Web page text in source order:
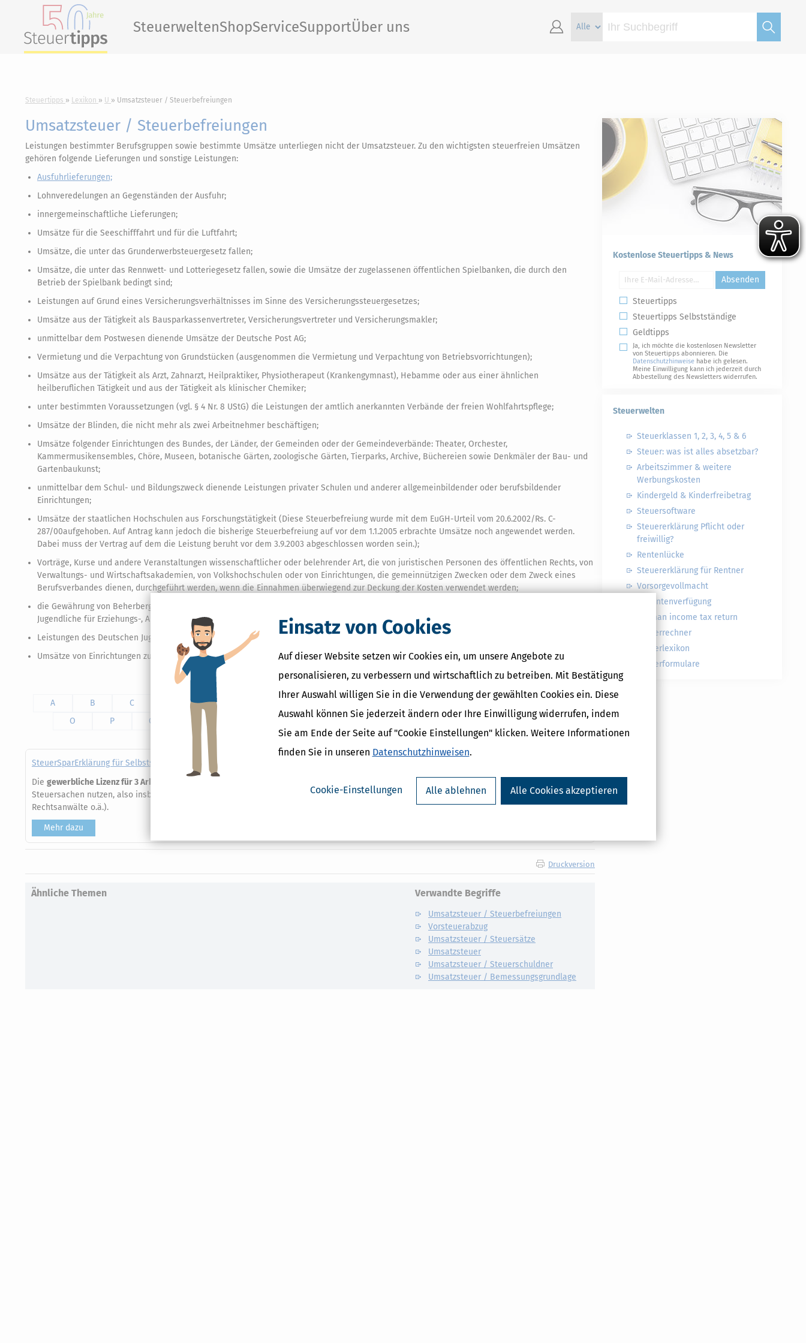
Einsatz von Cookies
Auf dieser Website setzen wir Cookies ein, um unsere Angebote zu
personalisieren, zu verbessern und wirtschaftlich zu betreiben. Mit Bestätigung
Ihrer Auswahl willigen Sie in die Verwendung der gewählten Cookies ein. Diese
Auswahl können Sie jederzeit ändern oder Ihre Einwilligung widerrufen, indem
Sie am Ende der Seite auf "Cookie Einstellungen" klicken. Weitere Informationen
finden Sie in unseren Datenschutzhinweisen.
Cookie-Einstellungen Alle ablehnen Alle Cookies akzeptieren
SteuerweltenShopServiceSupportÜber uns
Steuertipps Lexikon U Umsatzsteuer / Steuerbefreiungen
Umsatzsteuer / Steuerbefreiungen
Leistungen bestimmter Berufsgruppen sowie bestimmte Umsätze unterliegen nicht der Umsatzsteuer. Zu den wichtigsten steuerfreien Umsätzen
gehören folgende Lieferungen und sonstige Leistungen:
Ausfuhrlieferungen;
Lohnveredelungen an Gegenständen der Ausfuhr;
innergemeinschaftliche Lieferungen;
Umsätze für die Seeschifffahrt und für die Luftfahrt;
Umsätze, die unter das Grunderwerbsteuergesetz fallen;
Umsätze, die unter das Rennwett- und Lotteriegesetz fallen, sowie die Umsätze der zugelassenen öffentlichen Spielbanken, die durch den
Betrieb der Spielbank bedingt sind;
Leistungen auf Grund eines Versicherungsverhältnisses im Sinne des Versicherungssteuergesetzes;
Umsätze aus der Tätigkeit als Bausparkassenvertreter, Versicherungsvertreter und Versicherungsmakler;
unmittelbar dem Postwesen dienende Umsätze der Deutsche Post AG;
Vermietung und die Verpachtung von Grundstücken (ausgenommen die Vermietung und Verpachtung von Betriebsvorrichtungen);
Umsätze aus der Tätigkeit als Arzt, Zahnarzt, Heilpraktiker, Physiotherapeut (Krankengymnast), Hebamme oder aus einer ähnlichen
heilberuflichen Tätigkeit und aus der Tätigkeit als klinischer Chemiker;
unter bestimmten Voraussetzungen (vgl. § 4 Nr. 8 UStG) die Leistungen der amtlich anerkannten Verbände der freien Wohlfahrtspflege;
Umsätze der Blinden, die nicht mehr als zwei Arbeitnehmer beschäftigen;
Umsätze folgender Einrichtungen des Bundes, der Länder, der Gemeinden oder der Gemeindeverbände: Theater, Orchester,
Kammermusikensembles, Chöre, Museen, botanische Gärten, zoologische Gärten, Tierparks, Archive, Büchereien sowie Denkmäler der Bau- und
Gartenbaukunst;
unmittelbar dem Schul- und Bildungszweck dienende Leistungen privater Schulen und anderer allgemeinbildender oder berufsbildender
Einrichtungen;
Umsätze der staatlichen Hochschulen aus Forschungstätigkeit (Diese Steuerbefreiung wurde mit dem EuGH-Urteil vom 20.6.2002/Rs. C-
287/00aufgehoben. Auf Antrag kann jedoch die bisherige Steuerbefreiung auf vor dem 1.1.2005 erbrachte Umsätze noch angewendet werden.
Dabei muss der Vertrag auf dem die Leistung beruht vor dem 3.9.2003 abgeschlossen worden sein.);
Vorträge, Kurse und andere Veranstaltungen wissenschaftlicher oder belehrender Art, die von juristischen Personen des öffentlichen Rechts, von
Verwaltungs- und Wirtschaftsakademien, von Volkshochschulen oder von Einrichtungen, die gemeinnützigen Zwecken oder dem Zweck eines
Berufsverbandes dienen, durchgeführt werden, wenn die Einnahmen überwiegend zur Deckung der Kosten verwendet werden;
die Gewährung von Beherbergung, Beköstigung und der üblichen Naturalleistungen durch Personen und Einrichtungen, wenn sie überwiegend
Jugendliche für Erziehungs-, Ausbildungs- oder Fortbildungszwecke oder für Zwecke der Säuglingspflege bei sich aufnehmen;
Leistungen des Deutschen Jugendherbergswerkes, Hauptverband für Jugendwandern und Jugendherbergen e.V.
Umsätze von Einrichtungen zur Geburtshilfe.
Suchen
A
B C E
O
P Q R
SteuerSparErklärung für Selbstständige (Steuerjahr 2025) - gewerbliche Lizenz
Die gewerbliche Lizenz für 3 Arbeitsplätze
Steuersachen nutzen, also insbesondere beim Einsatz in steuerberatenden Berufen (Lohnsteuerhilfeverein, Steuerberater,
Rechtsanwälte o.ä.).
Mehr dazu
Druckversion
Ähnliche Themen Verwandte Begriffe
Umsatzsteuer / Steuerbefreiungen
Vorsteuerabzug
Umsatzsteuer / Steuersätze
Umsatzsteuer
Umsatzsteuer / Steuerschuldner
Umsatzsteuer / Bemessungsgrundlage
Kostenlose Steuertipps & News
Absenden
Steuertipps
Steuertipps Selbstständige
Geldtipps
Ja, ich möchte die kostenlosen Newsletter
von Steuertipps abonnieren. Die
Datenschutzhinweise habe ich gelesen.
Meine Einwilligung kann ich jederzeit durch
Abbestellung des Newsletters widerrufen.
Steuerwelten
Steuerklassen 1, 2, 3, 4, 5 & 6
Steuer: was ist alles absetzbar?
Arbeitszimmer & weitere
Werbungskosten
Kindergeld & Kinderfreibetrag
Steuersoftware
Steuererklärung Pflicht oder
freiwillig?
Rentenlücke
Steuererklärung für Rentner
Vorsorgevollmacht
Patientenverfügung
German income tax return
Steuerrechner
Steuerlexikon
Steuerformulare